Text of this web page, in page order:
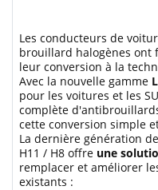
Les conducteurs de
brouillard halogènes ont
leur conversion à la
Avec la nouvelle gamme
pour les voitures et les
complète
cette conversion simple
La dernière génération
H11 / H8 offre une
remplacer et améliorer
existants :